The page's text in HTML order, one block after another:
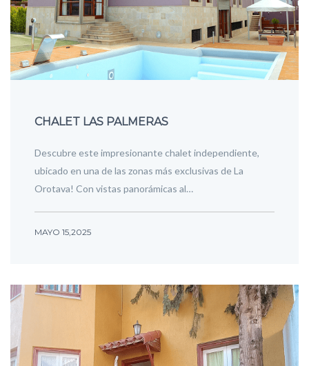
CHALET LAS PALMERAS
Descubre este impresionante chalet independiente,
ubicado en una de las zonas más exclusivas de La
Orotava! Con vistas panorámicas al…
MAYO 15,2025